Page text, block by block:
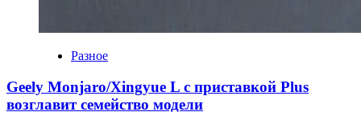
Разное
Geely Monjaro/Xingyue L с приставкой Plus
возглавит семейство модели